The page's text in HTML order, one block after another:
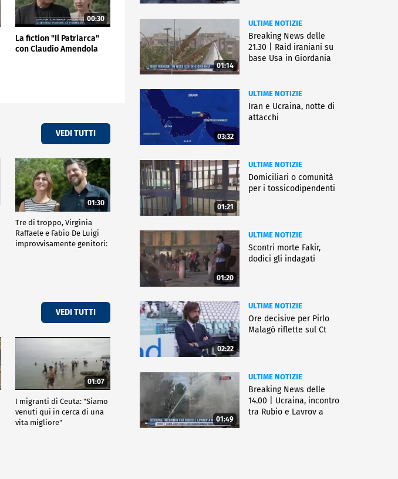
00:30
La fiction "Il Patriarca"
con Claudio Amendola
VEDI TUTTI
01:30
Tre di troppo, Virginia
Raffaele e Fabio De Luigi
improvvisamente genitori:
VEDI TUTTI
01:07
I migranti di Ceuta: "Siamo
venuti qui in cerca di una
vita migliore"
01:14
ULTIME NOTIZIE
Breaking News delle
21.30 | Raid iraniani su
base Usa in Giordania
03:32
ULTIME NOTIZIE
Iran e Ucraina, notte di
attacchi
01:21
ULTIME NOTIZIE
Domiciliari o comunità
per i tossicodipendenti
01:20
ULTIME NOTIZIE
Scontri morte Fakir,
dodici gli indagati
02:22
ULTIME NOTIZIE
Ore decisive per Pirlo
Malagò riflette sul Ct
01:49
ULTIME NOTIZIE
Breaking News delle
14.00 | Ucraina, incontro
tra Rubio e Lavrov a